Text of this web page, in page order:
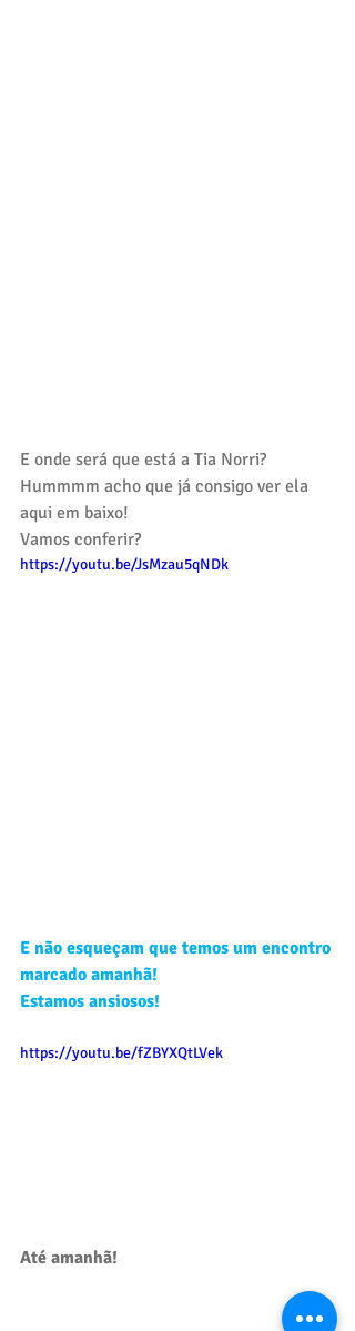
E onde será que está a Tia Norri?
Hummmm acho que já consigo ver ela
aqui em baixo!
Vamos conferir?
https://youtu.be/JsMzau5qNDk
E não esqueçam que temos um encontro
marcado amanhã!
Estamos ansiosos!
https://youtu.be/fZBYXQtLVek
Até amanhã!